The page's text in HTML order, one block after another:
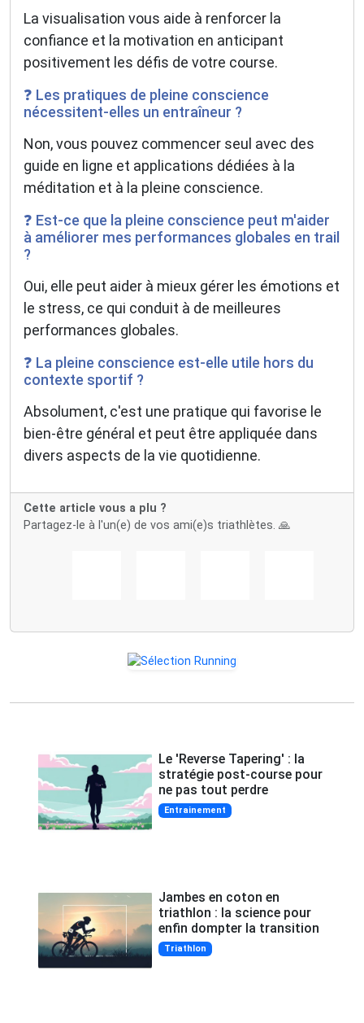
La visualisation vous aide à renforcer la
confiance et la motivation en anticipant
positivement les défis de votre course.
❓ Les pratiques de pleine conscience
nécessitent-elles un entraîneur ?
Non, vous pouvez commencer seul avec des
guide en ligne et applications dédiées à la
méditation et à la pleine conscience.
❓ Est-ce que la pleine conscience peut m'aider
à améliorer mes performances globales en trail
?
Oui, elle peut aider à mieux gérer les émotions et
le stress, ce qui conduit à de meilleures
performances globales.
❓ La pleine conscience est-elle utile hors du
contexte sportif ?
Absolument, c'est une pratique qui favorise le
bien-être général et peut être appliquée dans
divers aspects de la vie quotidienne.
Cette article vous a plu ?
Partagez-le à l'un(e) de vos ami(e)s triathlètes. 🙏
Le 'Reverse Tapering' : la
stratégie post-course pour
ne pas tout perdre
Entrainement
Jambes en coton en
triathlon : la science pour
enfin dompter la transition
Triathlon